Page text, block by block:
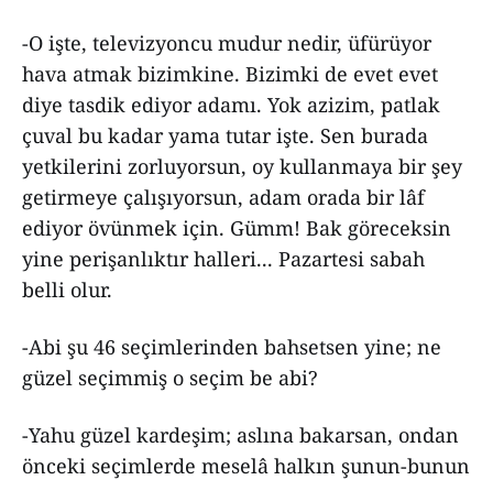
-O işte, televizyoncu mudur nedir, üfürüyor
hava atmak bizimkine. Bizimki de evet evet
diye tasdik ediyor adamı. Yok azizim, patlak
çuval bu kadar yama tutar işte. Sen burada
yetkilerini zorluyorsun, oy kullanmaya bir şey
getirmeye çalışıyorsun, adam orada bir lâf
ediyor övünmek için. Gümm! Bak göreceksin
yine perişanlıktır halleri... Pazartesi sabah
belli olur.
-Abi şu 46 seçimlerinden bahsetsen yine; ne
güzel seçimmiş o seçim be abi?
-Yahu güzel kardeşim; aslına bakarsan, ondan
önceki seçimlerde meselâ halkın şunun-bunun